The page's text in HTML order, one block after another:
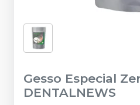
Gesso Especial
DENTALNEWS